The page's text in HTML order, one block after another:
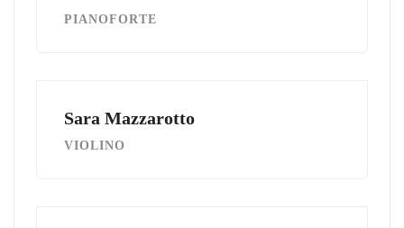
PIANOFORTE
Sara Mazzarotto
VIOLINO